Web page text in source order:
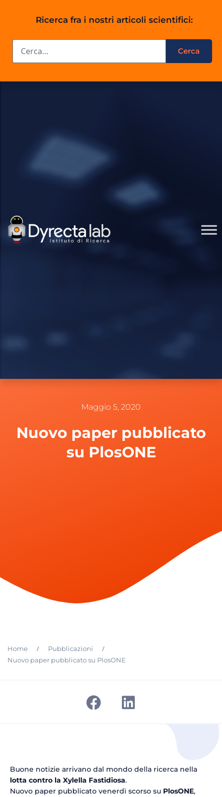
Ricerca fra i nostri articoli scientifici:
Maggio 5, 2020
Nuovo paper pubblicato
su PlosONE
Home / Pubblicazioni /
Nuovo paper pubblicato su PlosONE
Buone notizie arrivano dal mondo della ricerca nella
lotta contro la Xylella Fastidiosa.
Nuovo paper pubblicato venerdì scorso su PlosONE,